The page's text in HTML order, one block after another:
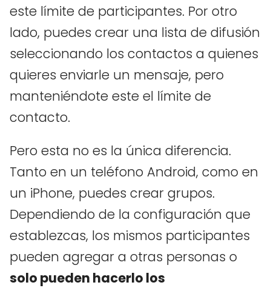
este límite de participantes. Por otro
lado, puedes crear una lista de difusión
seleccionando los contactos a quienes
quieres enviarle un mensaje, pero
manteniéndote este el límite de
contacto.
Pero esta no es la única diferencia.
Tanto en un teléfono Android, como en
un iPhone, puedes crear grupos.
Dependiendo de la configuración que
establezcas, los mismos participantes
pueden agregar a otras personas o
solo pueden hacerlo los